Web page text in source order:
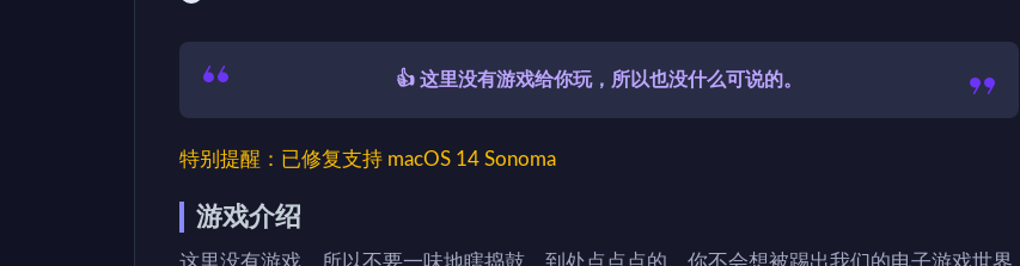
👍 这里没有游戏给你玩，所以也没什么可说的。
特别提醒：已修复支持 macOS 14 Sonoma
游戏介绍
这里没有游戏。所以不要一味地瞎捣鼓，到处点点点的。你不会想被踢出我们的电子游戏世界